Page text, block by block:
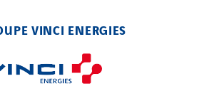
VINCI ENERGIES
Nucléaire